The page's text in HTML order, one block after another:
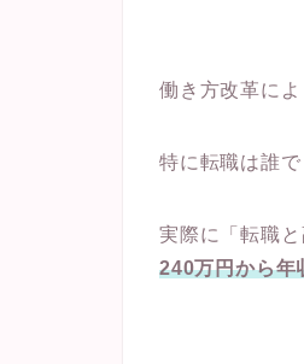
働き方改革に
特に転職は誰で
実際に「転職
240万円から年